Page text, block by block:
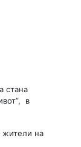
стана
в
жители на